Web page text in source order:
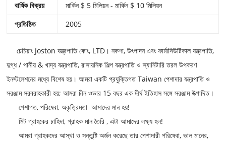
বার্ষিক বিক্রয়
মার্কিন $ 5 মিলিয়ন - মার্কিন $ 10 মিলিয়ন
প্রতিষ্ঠিত
2005
চেচিয়াং Joston যন্ত্রপাতি কোং, LTD। নকশা, উৎপাদন এবং ফার্মাসিউটিকাল যন্ত্রপাতি,
দুগ্ধ / পানীয় & খাদ্য যন্ত্রপাতি, রাসায়নিক শিল্প যন্ত্রপাতি ও স্যানিটারি তরল উপকরণ
ইনস্টলেশনের মধ্যে বিশেষ হয়। আমরা একটি প্রযুক্তিগত Taiwan পেশাদার যন্ত্রপাতি ও
সরঞ্জাম সরবরাহকারী হয়; আমরা চীন ওভার 15 বছর এক দীর্ঘ ইতিহাস সঙ্গে সরঞ্জাম উত্পাদিত।
পেশাগত, পরিষেবা,অকৃত্রিমতা আমাদের মান হয়!
মিট গ্রাহকের চাহিদা, গ্রাহক মান তৈরি, এটা আমাদের লক্ষ্য হল!
আমরা গ্রাহকদের আস্থা ও সন্তুষ্টি অর্জন করেছে তার পেশাদারী পরিষেবা, ভাল মানের,